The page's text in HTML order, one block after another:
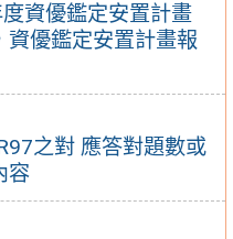
資優鑑定安置計畫
資優鑑定安置計畫報
之對 應答對題數或
容